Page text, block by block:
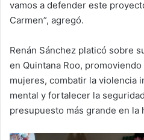
vamos a defender este
Carmen”, agregó.
Renán Sánchez platicó sobre
en Quintana Roo,
mujeres, combatir la violencia
mental y fortalecer la
presupuesto más grande en la